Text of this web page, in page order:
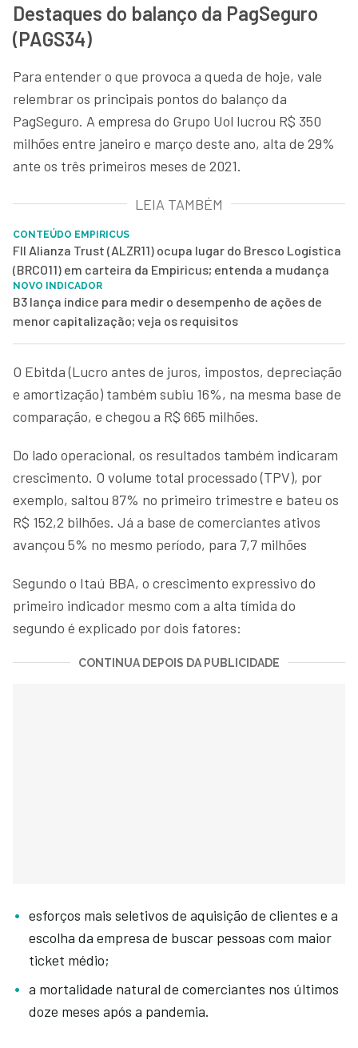
Destaques do balanço da PagSeguro
(PAGS34)
Para entender o que provoca a queda de hoje, vale
relembrar os principais pontos do balanço da
PagSeguro. A empresa do Grupo Uol lucrou R$ 350
milhões entre janeiro e março deste ano, alta de 29%
ante os três primeiros meses de 2021.
LEIA TAMBÉM
CONTEÚDO EMPIRICUS
FII Alianza Trust (ALZR11) ocupa lugar do Bresco Logística
(BRCO11) em carteira da Empiricus; entenda a mudança
NOVO INDICADOR
B3 lança índice para medir o desempenho de ações de
menor capitalização; veja os requisitos
O Ebitda (Lucro antes de juros, impostos, depreciação
e amortização) também subiu 16%, na mesma base de
comparação, e chegou a R$ 665 milhões.
Do lado operacional, os resultados também indicaram
crescimento. O volume total processado (TPV), por
exemplo, saltou 87% no primeiro trimestre e bateu os
R$ 152,2 bilhões. Já a base de comerciantes ativos
avançou 5% no mesmo período, para 7,7 milhões
Segundo o Itaú BBA, o crescimento expressivo do
primeiro indicador mesmo com a alta tímida do
segundo é explicado por dois fatores:
CONTINUA DEPOIS DA PUBLICIDADE
esforços mais seletivos de aquisição de clientes e a
escolha da empresa de buscar pessoas com maior
ticket médio;
a mortalidade natural de comerciantes nos últimos
doze meses após a pandemia.